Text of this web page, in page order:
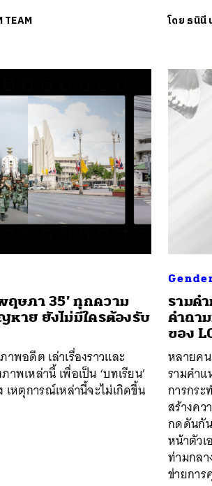
TEAM โดย ธนินี
ฤษภา 35’ ทุกความ
าย ยังไม่มีใครต้องรับ
พอดีต เล่าเรื่องราวและ
พเหล่านี้ เพื่อเป็น ‘บทเรียน’
เหตุการณ์เหล่านี้จะไม่เกิดขึ้น
รามค
คำถา
ของ
หลายค
รามคำ
การกระ
สร้างค
กดดันกั
หน้าตัวเ
ท่ามกล
ข่ายกา